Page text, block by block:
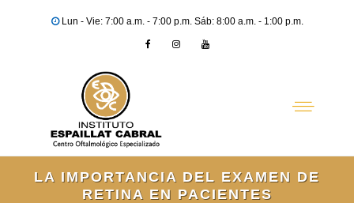
Lun - Vie: 7:00 a.m. - 7:00 p.m. Sáb: 8:00 a.m. - 1:00 p.m.
LA IMPORTANCIA DEL EXAMEN DE
RETINA EN PACIENTES